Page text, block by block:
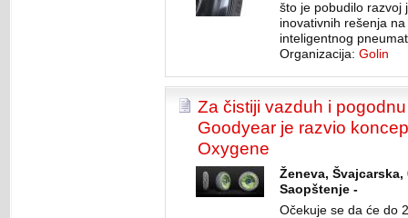
što je pobudilo razvoj
inovativnih rešenja
inteligentnog
Organizacija: Golin
Za čistiji vazduh i
Goodyear je razvio
Oxygene
Ženeva, Švajcarska,
Saopštenje -
Očekuje se da će do